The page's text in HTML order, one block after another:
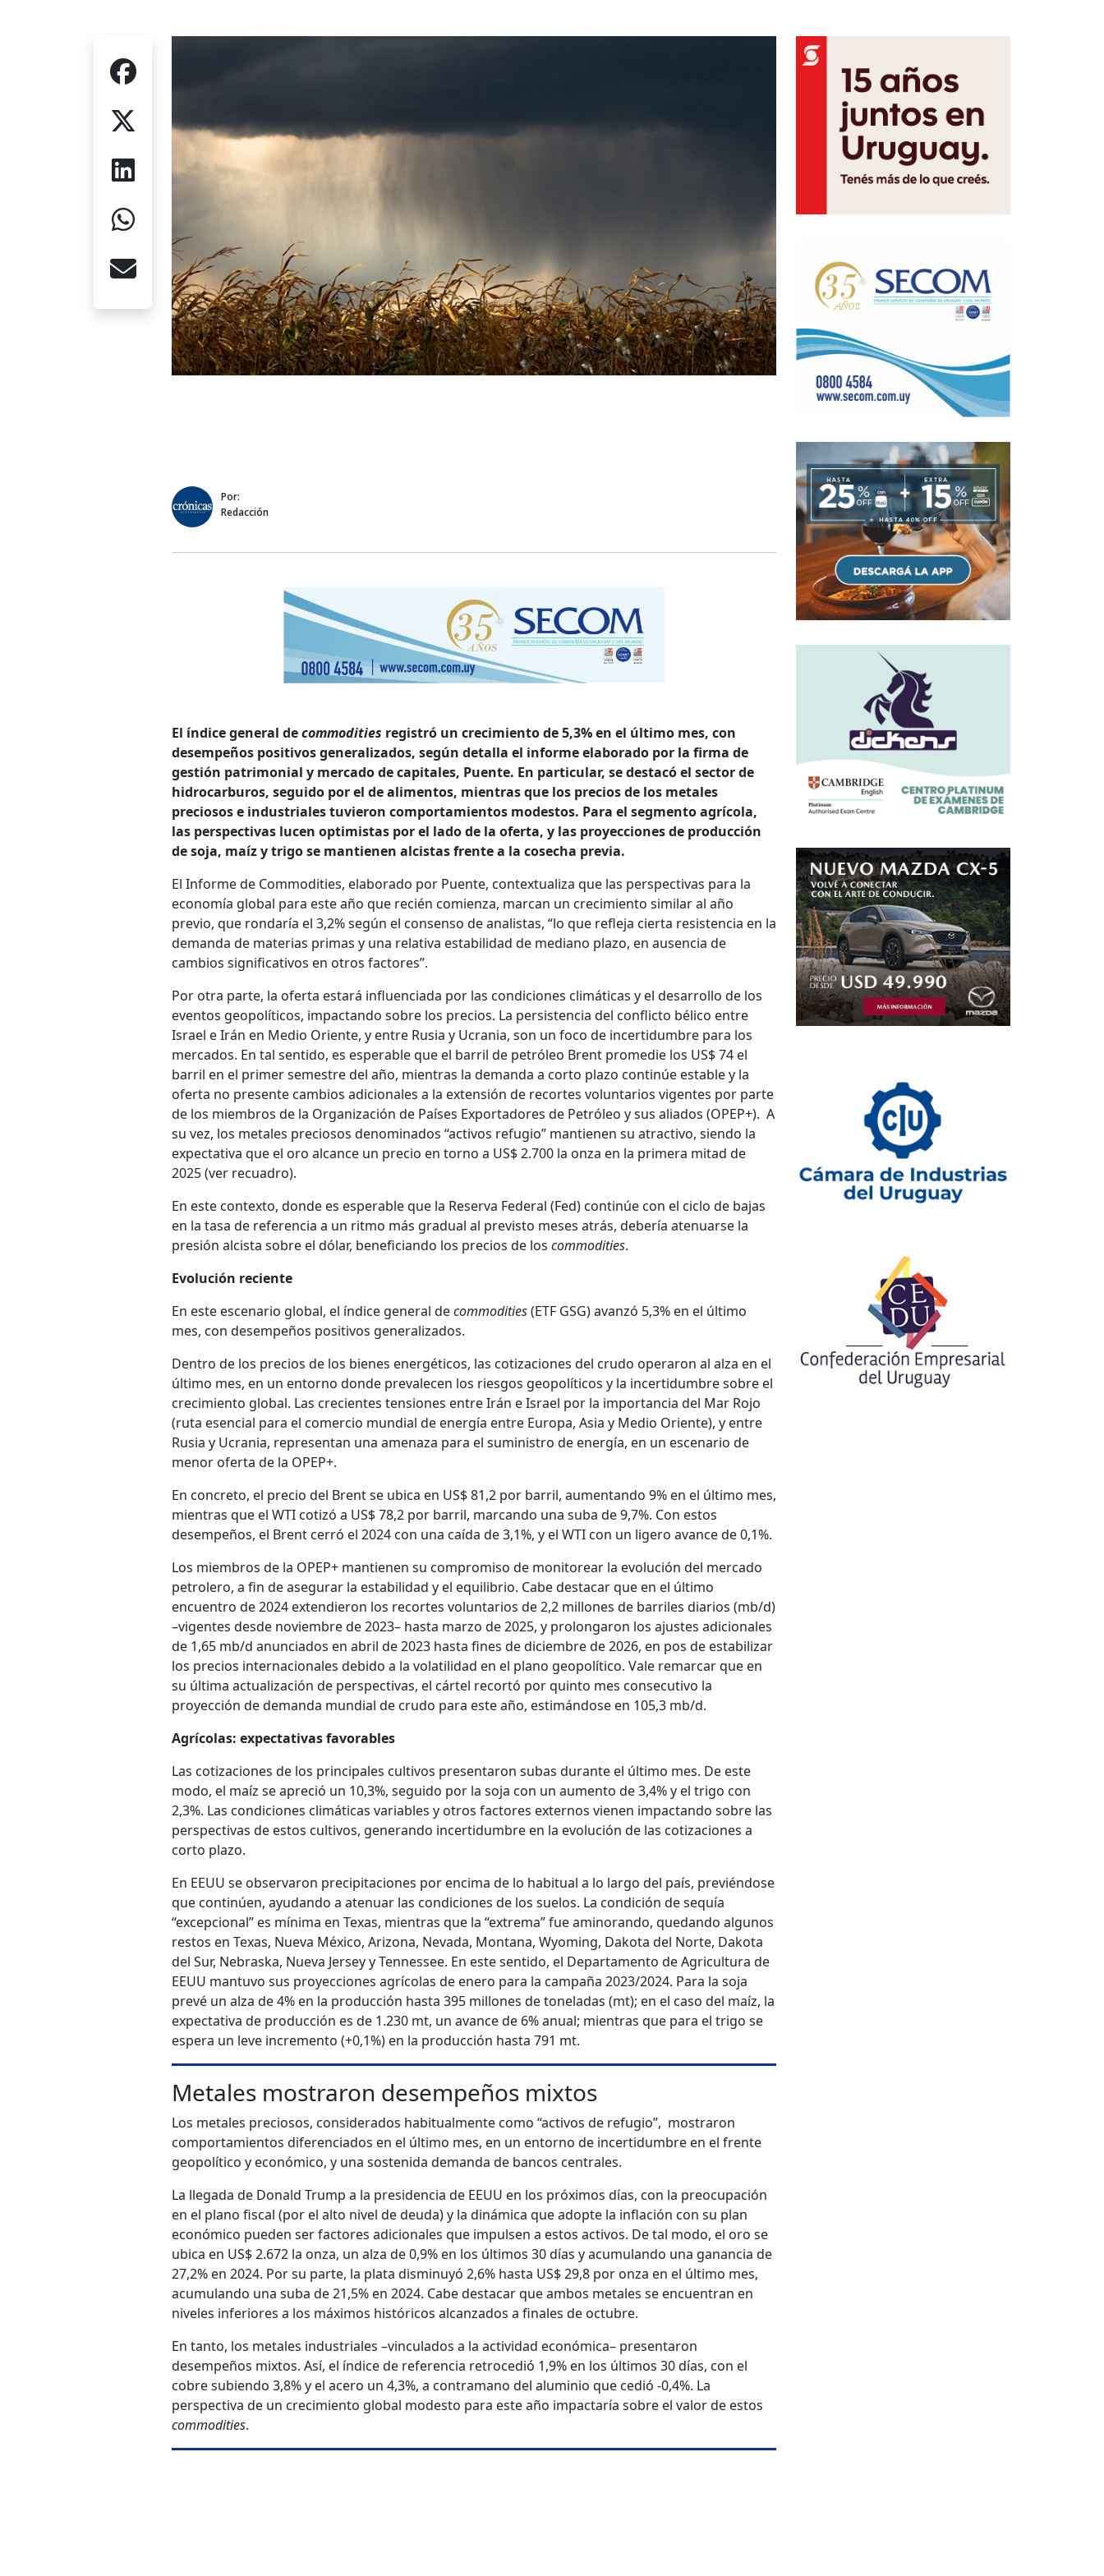
Por:
Redacción
El índice general decommodities registró un crecimiento de 5,3% en el último mes, con
desempeños positivos generalizados, según detalla el informe elaborado por la firma de
gestión patrimonial y mercado de capitales, Puente. En particular, se destacó el sector de
hidrocarburos, seguido por el de alimentos, mientras que los precios de los metales
preciosos e industriales tuvieron comportamientos modestos. Para el segmento agrícola,
las perspectivas lucen optimistas por el lado de la oferta, y las proyecciones de producción
de soja, maíz y trigo se mantienen alcistas frente a la cosecha previa.
El Informe de Commodities, elaborado por Puente, contextualiza que las perspectivas para la
economía global para este año que recién comienza, marcan un crecimiento similar al año
previo, que rondaría el 3,2% según el consenso de analistas, “lo que refleja cierta resistencia en la
demanda de materias primas y una relativa estabilidad de mediano plazo, en ausencia de
cambios significativos en otros factores”.
Por otra parte, la oferta estará influenciada por las condiciones climáticas y el desarrollo de los
eventos geopolíticos, impactando sobre los precios. La persistencia del conflicto bélico entre
Israel e Irán en Medio Oriente, y entre Rusia y Ucrania, son un foco de incertidumbre para los
mercados. En tal sentido, es esperable que el barril de petróleo Brent promedie los US$ 74 el
barril en el primer semestre del año, mientras la demanda a corto plazo continúe estable y la
oferta no presente cambios adicionales a la extensión de recortes voluntarios vigentes por parte
de los miembros de la Organización de Países Exportadores de Petróleo y sus aliados (OPEP+). A
su vez, los metales preciosos denominados “activos refugio” mantienen su atractivo, siendo la
expectativa que el oro alcance un precio en torno a US$ 2.700 la onza en la primera mitad de
2025 (ver recuadro).
En este contexto, donde es esperable que la Reserva Federal (Fed) continúe con el ciclo de bajas
en la tasa de referencia a un ritmo más gradual al previsto meses atrás, debería atenuarse la
presión alcista sobre el dólar, beneficiando los precios de los commodities.
Evolución reciente
En este escenario global, el índice general decommodities(ETF GSG) avanzó 5,3% en el último
mes, con desempeños positivos generalizados.
Dentro de los precios de los bienes energéticos, las cotizaciones del crudo operaron al alza en el
último mes, en un entorno donde prevalecen los riesgos geopolíticos y la incertidumbre sobre el
crecimiento global. Las crecientes tensiones entre Irán e Israel por la importancia del Mar Rojo
(ruta esencial para el comercio mundial de energía entre Europa, Asia y Medio Oriente), y entre
Rusia y Ucrania, representan una amenaza para el suministro de energía, en un escenario de
menor oferta de la OPEP+.
En concreto, el precio del Brent se ubica en US$ 81,2 por barril, aumentando 9% en el último mes,
mientras que el WTI cotizó a US$ 78,2 por barril, marcando una suba de 9,7%. Con estos
desempeños, el Brent cerró el 2024 con una caída de 3,1%, y el WTI con un ligero avance de 0,1%.
Los miembros de la OPEP+ mantienen su compromiso de monitorear la evolución del mercado
petrolero, a fin de asegurar la estabilidad y el equilibrio. Cabe destacar que en el último
encuentro de 2024 extendieron los recortes voluntarios de 2,2 millones de barriles diarios (mb/d)
–vigentes desde noviembre de 2023– hasta marzo de 2025, y prolongaron los ajustes adicionales
de 1,65 mb/d anunciados en abril de 2023 hasta fines de diciembre de 2026, en pos de estabilizar
los precios internacionales debido a la volatilidad en el plano geopolítico. Vale remarcar que en
su última actualización de perspectivas, el cártel recortó por quinto mes consecutivo la
proyección de demanda mundial de crudo para este año, estimándose en 105,3 mb/d.
Agrícolas: expectativas favorables
Las cotizaciones de los principales cultivos presentaron subas durante el último mes. De este
modo, el maíz se apreció un 10,3%, seguido por la soja con un aumento de 3,4% y el trigo con
2,3%. Las condiciones climáticas variables y otros factores externos vienen impactando sobre las
perspectivas de estos cultivos, generando incertidumbre en la evolución de las cotizaciones a
corto plazo.
En EEUU se observaron precipitaciones por encima de lo habitual a lo largo del país, previéndose
que continúen, ayudando a atenuar las condiciones de los suelos. La condición de sequía
“excepcional” es mínima en Texas, mientras que la “extrema” fue aminorando, quedando algunos
restos en Texas, Nueva México, Arizona, Nevada, Montana, Wyoming, Dakota del Norte, Dakota
del Sur, Nebraska, Nueva Jersey y Tennessee. En este sentido, el Departamento de Agricultura de
EEUU mantuvo sus proyecciones agrícolas de enero para la campaña 2023/2024. Para la soja
prevé un alza de 4% en la producción hasta 395 millones de toneladas (mt); en el caso del maíz, la
expectativa de producción es de 1.230 mt, un avance de 6% anual; mientras que para el trigo se
espera un leve incremento (+0,1%) en la producción hasta 791 mt.
Metales mostraron desempeños mixtos
Los metales preciosos, considerados habitualmente como “activos de refugio”, mostraron
comportamientos diferenciados en el último mes, en un entorno de incertidumbre en el frente
geopolítico y económico, y una sostenida demanda de bancos centrales.
La llegada de Donald Trump a la presidencia de EEUU en los próximos días, con la preocupación
en el plano fiscal (por el alto nivel de deuda) y la dinámica que adopte la inflación con su plan
económico pueden ser factores adicionales que impulsen a estos activos. De tal modo, el oro se
ubica en US$ 2.672 la onza, un alza de 0,9% en los últimos 30 días y acumulando una ganancia de
27,2% en 2024. Por su parte, la plata disminuyó 2,6% hasta US$ 29,8 por onza en el último mes,
acumulando una suba de 21,5% en 2024. Cabe destacar que ambos metales se encuentran en
niveles inferiores a los máximos históricos alcanzados a finales de octubre.
En tanto, los metales industriales –vinculados a la actividad económica– presentaron
desempeños mixtos. Así, el índice de referencia retrocedió 1,9% en los últimos 30 días, con el
cobre subiendo 3,8% y el acero un 4,3%, a contramano del aluminio que cedió -0,4%. La
perspectiva de un crecimiento global modesto para este año impactaría sobre el valor de estos
commodities.